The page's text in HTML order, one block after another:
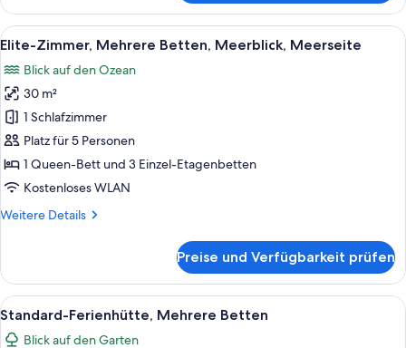
Zimmer,
Mehrere
Betten,
Meerblick
Alle
Fotos
für
Elite-
Zimmer,
Mehrere
Betten,
Meerblick,
anzeigen
Ein Schlafzimmer mit Bett,
13
Elite-Zimmer, Mehrere Betten, Meerblick, Meerseite
Blick auf den Ozean
30 m²
1 Schlafzimmer
Platz für 5 Personen
1 Queen-Bett und 3 Einzel-Etagenbetten
Kostenloses WLAN
Weitere Details
Weitere
Zimmer,
Mehrere
Betten,
Meerblick,
Meerseite
Preise und Verfügbarkeit prüfen
Alle
Fotos
Standard-Ferienhütte, Mehrere
7
Standard-Ferienhütte, Mehrere Betten
Blick auf den Garten